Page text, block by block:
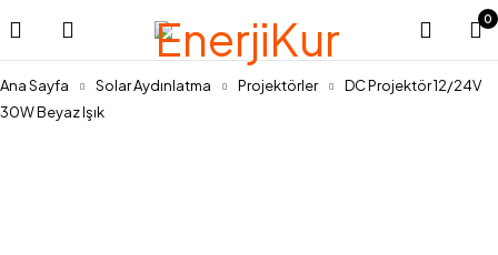
0
Ana Sayfa Solar Aydınlatma Projektörler
DC Projektör 12/24V
30W Beyaz Işık